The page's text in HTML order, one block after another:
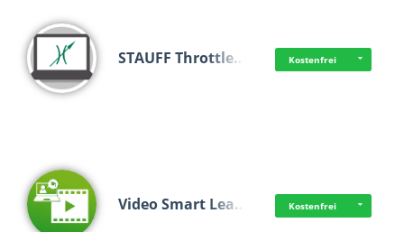
STAUFF Throttle… Kostenfrei
Video Smart Lea… Kostenfrei